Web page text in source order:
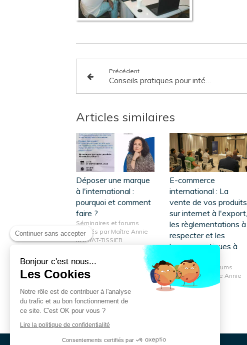
Précédent
Articles similaires
Déposer une marque
à l'international :
pourquoi et comment
faire ?
Séminaires et forums
animés par Maître Annie
KHAYAT-TISSIER
E-commerce
international : La
vente de vos produits
sur internet à l'export,
les règlementations à
respecter et les
bonnes pratiques à
adopter
Séminaires et forums
animés par Maître Annie
KHAYAT-TISSIER
Continuer sans accepter
Bonjour c'est nous...
Les Cookies
Notre rôle est de contribuer à l'analyse
du trafic et au bon fonctionnement de
ce site. C'est OK pour vous ?
Lire la politique de confidentialité
Consentements certifiés par